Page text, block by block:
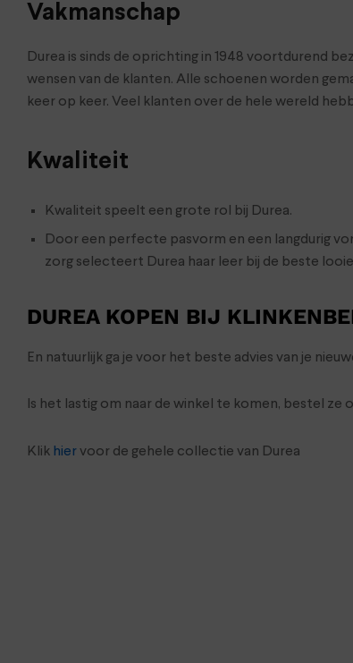
Vakmanschap
Durea is sinds de oprichting in 1948 voortdurend
wensen van de klanten. Alle schoenen worden
keer op keer. Veel klanten over de hele wereld
Kwaliteit
Kwaliteit speelt een grote rol bij Durea.
Door een perfecte pasvorm en een langdurig
zorg selecteert Durea haar leer bij de beste
DUREA KOPEN BIJ
En natuurlijk ga je voor het beste advies van je
Is het lastig om naar de winkel te komen, bestel ze
Klik hiervoor de gehele collectie van Durea